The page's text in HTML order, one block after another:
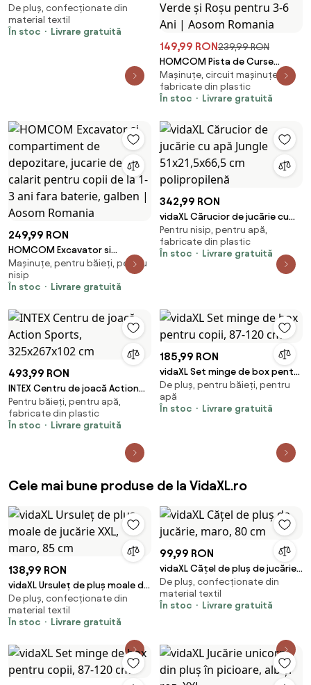
teckel, negru, XXL
De pluș, confecționate din
material textil
În stoc
Livrare gratuită
149,99 RON239,99 RON
HOMCOM Pista de Curse
pentru Copii cu Efecte
Luminoase și Mașinuță Inclusă,
Jucărie Educativă Verde și Roșu
Mașinuțe, circuit mașinuțe,
fabricate din plastic
În stoc
Livrare gratuită
249,99 RON
HOMCOM Excavator si
compartiment de depozitare,
jucarie de calarit pentru copii
de la 1-3 ani fara baterie,
Mașinuțe, pentru băieți, pentru
nisip
În stoc
Livrare gratuită
342,99 RON
vidaXL Cărucior de jucărie cu
apă Jungle 51x21,5x66,5 cm
polipropilenă
Pentru nisip, pentru apă,
fabricate din plastic
În stoc
Livrare gratuită
493,99 RON
INTEX Centru de joacă Action
Sports, 325x267x102 cm
Pentru băieți, pentru apă,
fabricate din plastic
În stoc
Livrare gratuită
185,99 RON
vidaXL Set minge de box pentru
copii, 87-120 cm
De pluș, pentru băieți, pentru
apă
În stoc
Livrare gratuită
Cele mai bune produse de la VidaXL.ro
138,99 RON
vidaXL Ursuleț de pluș moale de
jucărie XXL, maro, 85 cm
De pluș, confecționate din
material textil
În stoc
Livrare gratuită
99,99 RON
vidaXL Cățel de pluș de jucărie,
maro, 80 cm
De pluș, confecționate din
material textil
În stoc
Livrare gratuită